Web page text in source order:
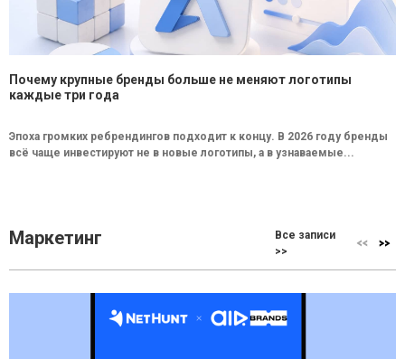
Почему крупные бренды больше не меняют логотипы
каждые три года
Эпоха громких ребрендингов подходит к концу. В 2026 году бренды
всё чаще инвестируют не в новые логотипы, а в узнаваемые...
Маркетинг
Все записи
>>